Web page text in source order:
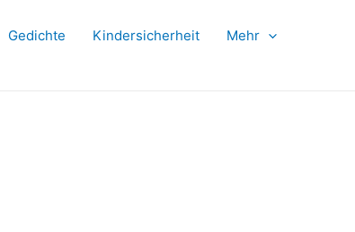
Gedichte Kindersicherheit Mehr